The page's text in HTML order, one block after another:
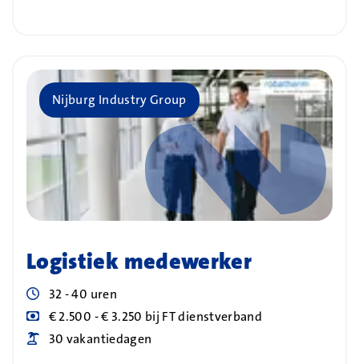
Logistiek medewerker
Bedrijf
Nijburg Industry Group
Uren
32 - 40 uren
Blog_field_Salaris
€ 2.500 - € 3.250 bij FT dienstverband
Blog_field_Vakantiedagen
30 vakantiedagen